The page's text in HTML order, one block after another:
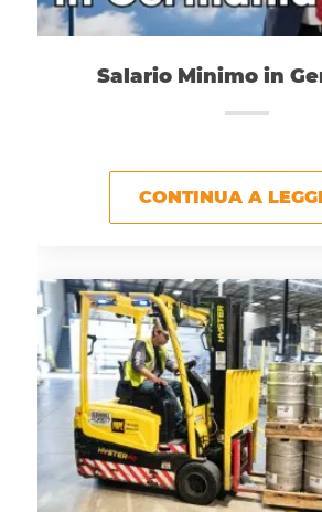
Salario Minimo in
CONTINUA A